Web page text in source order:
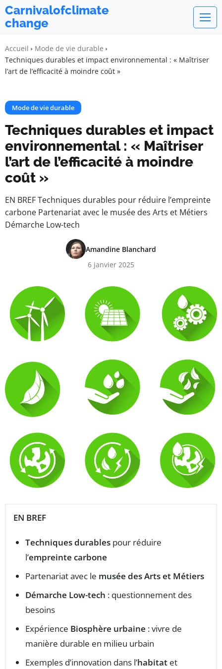
Carnivalofclimate
change
Accueil
Mode de vie durable
Techniques durables et impact environnemental : « Maîtriser
l’art de l’efficacité à moindre coût »
Mode de vie durable
Techniques durables et impact
environnemental : « Maîtriser
l’art de l’efficacité à moindre
coût »
EN BREF Techniques durables pour réduire l’empreinte
carbone Partenariat avec le musée des Arts et Métiers
Démarche Low-tech
Amandine Blanchard
6 janvier 2025
EN BREF
Techniques durables pour réduire
l’empreinte carbone
Partenariat avec le musée des Arts et Métiers
Démarche Low-tech : questionnement des
besoins
Expérience Biosphère urbaine : vivre de
manière durable en milieu urbain
Exemples d’innovation dans l’habitat et